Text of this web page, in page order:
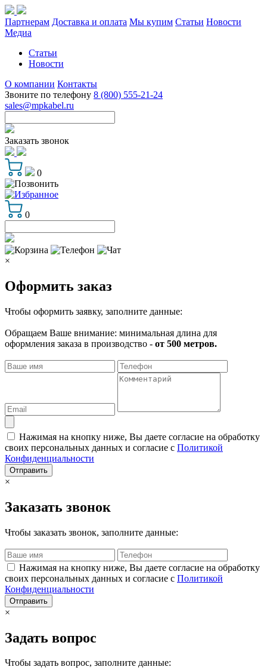
Партнерам Доставка и оплата Мы купим Статьи Новости
Медиа
Статьи
Новости
О компании Контакты
Звоните по телефону 8 (800) 555-21-24
sales@mpkabel.ru
Заказать звонок
0
0
×
Оформить заказ
Чтобы оформить заявку, заполните данные:
Обращаем Ваше внимание: минимальная длина для
оформления заказа в производство - от 500 метров.
Нажимая на кнопку ниже, Вы даете согласие на обработку
своих персональных данных и согласие с Политикой
Конфиденциальности
Отправить
×
Заказать звонок
Чтобы заказать звонок, заполните данные:
Нажимая на кнопку ниже, Вы даете согласие на обработку
своих персональных данных и согласие с Политикой
Конфиденциальности
Отправить
×
Задать вопрос
Чтобы задать вопрос, заполните данные: